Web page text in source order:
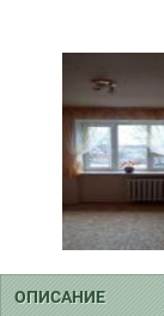
ОПИСАНИЕ